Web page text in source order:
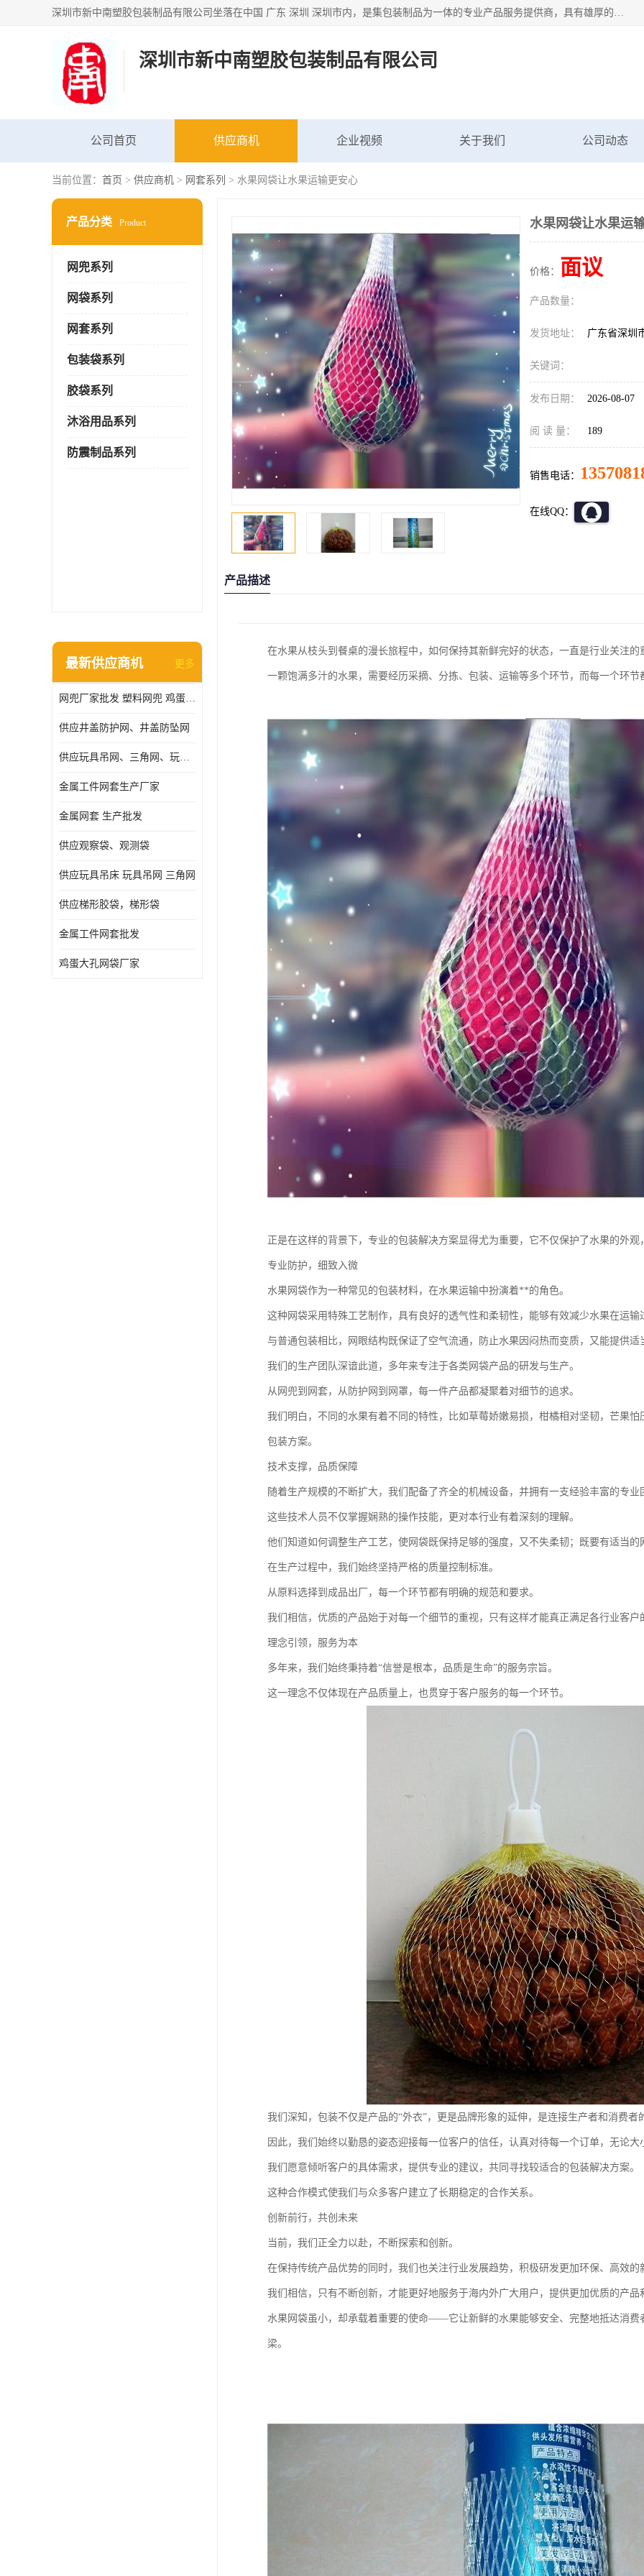
深圳市新中南塑胶包装制品有限公司坐落在中国 广东 深圳 深圳市内，是集包装制品为一体的专业产品服务提供商，具有雄厚的科研实力、技术实力和经济实力。主营网袋、网兜、网眼袋、网格袋、鱼丝网、尼龙网袋、网扣、网套等产品,大量批发,价格实惠。欢迎广大新老客户来电咨询价格、加盟、招商等服务。
深圳市新中南塑胶包装制品有限公司
公司首页 供应商机 企业视频 关于我们 公司动态
当前位置： 首页 > 供应商机 > 网套系列 > 水果网袋让水果运输更安心
产品分类 Product
网兜系列
网袋系列
网套系列
包装袋系列
胶袋系列
沐浴用品系列
防震制品系列
最新供应商机 更多
网兜厂家批发 塑料网兜 鸡蛋网兜
供应井盖防护网、井盖防坠网
供应玩具吊网、三角网、玩具吊床
金属工件网套生产厂家
金属网套 生产批发
供应观察袋、观测袋
供应玩具吊床 玩具吊网 三角网
供应梯形胶袋，梯形袋
金属工件网套批发
鸡蛋大孔网袋厂家
水果网袋让水果运
价格： 面议
产品数量：
发货地址： 广东省深圳
关键词：
发布日期： 2026-08-07
阅 读 量： 189
销售电话：
在线QQ：
产品描述
在水果从枝头到餐桌的漫长旅程中，如何保持其新鲜完好的状态，一直是行业关注的
一颗饱满多汁的水果，需要经历采摘、分拣、包装、运输等多个环节，而每一个环
正是在这样的背景下，专业的包装解决方案显得尤为重要，它不仅保护了水果的外
专业防护，细致入微
水果网袋作为一种常见的包装材料，在水果运输中扮演着**的角色。
这种网袋采用特殊工艺制作，具有良好的透气性和柔韧性，能够有效减少水果在运输
与普通包装相比，网眼结构既保证了空气流通，防止水果因闷热而变质，又能提供
我们的生产团队深谙此道，多年来专注于各类网袋产品的研发与生产。
从网兜到网套，从防护网到网罩，每一件产品都凝聚着对细节的追求。
我们明白，不同的水果有着不同的特性，比如草莓娇嫩易损，柑橘相对坚韧，芒果
包装方案。
技术支撑，品质保障
随着生产规模的不断扩大，我们配备了齐全的机械设备，并拥有一支经验丰富的专业
这些技术人员不仅掌握娴熟的操作技能，更对本行业有着深刻的理解。
他们知道如何调整生产工艺，使网袋既保持足够的强度，又不失柔韧；既要有适当
在生产过程中，我们始终坚持严格的质量控制标准。
从原料选择到成品出厂，每一个环节都有明确的规范和要求。
我们相信，优质的产品始于对每一个细节的重视，只有这样才能真正满足各行业客户
理念引领，服务为本
多年来，我们始终秉持着“信誉是根本，品质是生命”的服务宗旨。
这一理念不仅体现在产品质量上，也贯穿于客户服务的每一个环节。
我们深知，包装不仅是产品的“外衣”，更是品牌形象的延伸，是连接生产者和消费者
因此，我们始终以勤恳的姿态迎接每一位客户的信任，认真对待每一个订单，无论大
我们愿意倾听客户的具体需求，提供专业的建议，共同寻找较适合的包装解决方案。
这种合作模式使我们与众多客户建立了长期稳定的合作关系。
创新前行，共创未来
当前，我们正全力以赴，不断探索和创新。
在保持传统产品优势的同时，我们也关注行业发展趋势，积极研发更加环保、高效的
我们相信，只有不断创新，才能更好地服务于海内外广大用户，提供更加优质的产品
水果网袋虽小，却承载着重要的使命——它让新鲜的水果能够安全、完整地抵达消费
梁。